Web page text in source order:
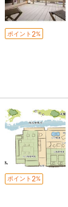
ポイント 2%
ポイント 2%